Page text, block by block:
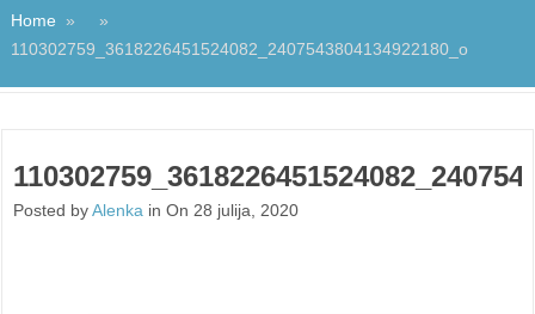
Home » »
110302759_3618226451524082_2407543804134922180_o
Posted byAlenka in On 28 julija, 2020